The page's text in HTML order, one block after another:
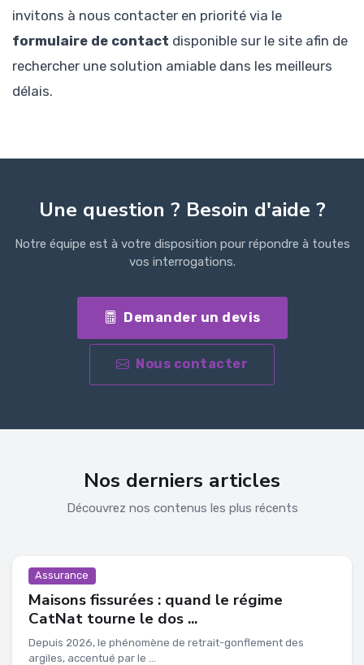
invitons à nous contacter en priorité via le
formulaire de contact disponible sur le site afin de
rechercher une solution amiable dans les meilleurs
délais.
Une question ? Besoin d'aide ?
Notre équipe est à votre disposition pour répondre à toutes
vos interrogations.
Demander un devis
Nous contacter
Nos derniers articles
Découvrez nos contenus les plus récents
Assurance
Maisons fissurées : quand le régime
CatNat tourne le dos ...
Depuis 2026, le phénomène de retrait-gonflement des
argiles, accentué par le ...